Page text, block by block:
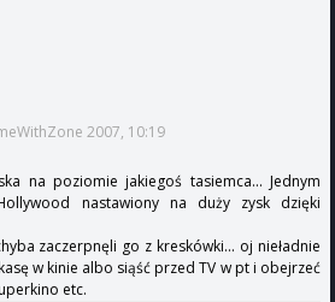
2007, 10:19
na poziomie jakiegoś tasiemca... Jednym
nastawiony na duży zysk dzięki
zaczerpnęli go z kreskówki... oj nieładnie
w kinie albo siąść przed TV w pt i obejrzeć
etc.